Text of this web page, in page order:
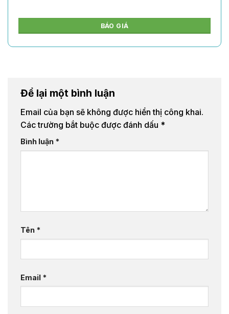
BÁO GIÁ
Để lại một bình luận
Email của bạn sẽ không được hiển thị công khai.
Các trường bắt buộc được đánh dấu *
Bình luận *
Tên *
Email *